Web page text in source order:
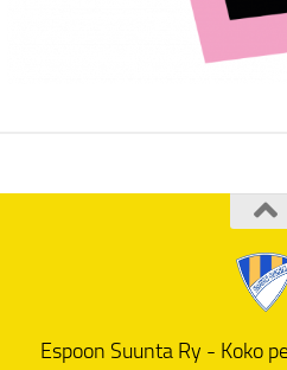
Espoon Suunta Ry - Koko